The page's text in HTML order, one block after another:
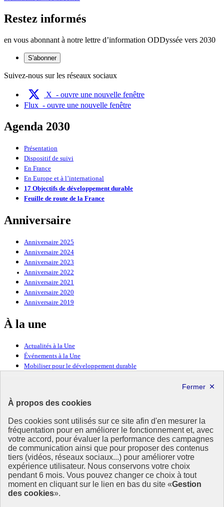
À propos des cookies
Des cookies sont utilisés sur ce site afin d'en mesurer la
fréquentation pour en améliorer le fonctionnement et, avec
votre accord, pour évaluer la performance des campagnes
de communication ainsi que pour proposer des contenus
tiers (vidéos, réseaux sociaux...) pour améliorer votre
expérience utilisateur. Nous conservons votre choix
pendant 6 mois. Vous pouvez changer ce choix à tout
moment en cliquant sur le lien en bas du site «Gestion
des cookies».
Restez informés
en vous abonnant à notre lettre d’information ODDyssée vers 2030
S'abonner
Suivez-nous sur les réseaux sociaux
X - ouvre une nouvelle fenêtre
Flux - ouvre une nouvelle fenêtre
Agenda 2030
Présentation
Dispositif de suivi
En France
En Europe et à l’international
17 Objectifs de développement durable
Feuille de route de la France
Anniversaire
Anniversaire 2025
Anniversaire 2024
Anniversaire 2023
Anniversaire 2022
Anniversaire 2021
Anniversaire 2020
Anniversaire 2019
À la une
Actualités à la Une
Événements à la Une
Mobiliser pour le développement durable
Ressources
Ressources
La Méth’ODD
Gouvernement
Ce site propose l’information de référence concernant l’Agenda
2030 et la feuille de route de la France. Il valorise la mobilisation de
tous les acteurs.